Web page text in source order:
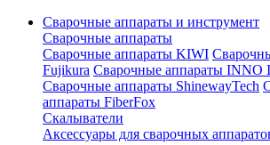
Сварочные аппараты и инструмент
Сварочные аппараты
Сварочные аппараты KIWI
Fujikura Сварочные аппараты INNO
Сварочные аппараты ShinewayTech
аппараты FiberFox
Скалыватели
Аксессуары для сварочных